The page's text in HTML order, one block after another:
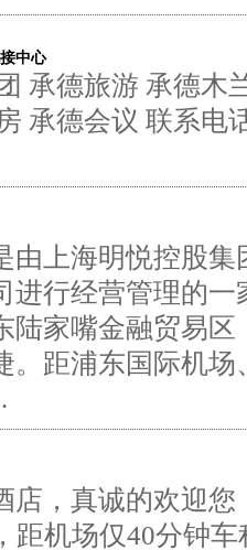
中心
承德旅游 承德木
承德会议 联系电
由上海明悦控股
进行经营管理的
陆家嘴金融贸易
。距浦东国际机
店，真诚的欢迎
距机场仅40分钟